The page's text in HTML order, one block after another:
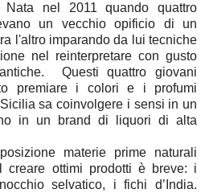
nel 2011 quando quattro
un vecchio opificio di un
l'altro imparando da lui tecniche
nel reinterpretare con gusto
Questi quattro giovani
premiare i colori e i profumi
sa coinvolgere i sensi in un
in un brand di liquori di alta
materie prime naturali
creare ottimi prodotti è breve: i
selvatico, i fichi d’India.